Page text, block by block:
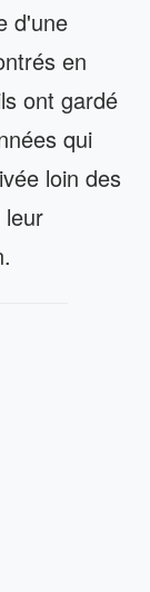
d'une
en
ont gardé
qui
loin des
leur